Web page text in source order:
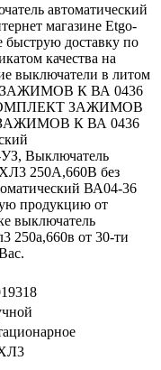
автоматический
магазине Etgo-
быструю доставку по
качества на
выключатели в литом
ЗАЖИМОВ К ВА 0436
КОМПЛЕКТ ЗАЖИМОВ
К ВА 0436
Выключатель
250А,660В без
ВА04-36
продукцию от
выключатель
250а,660в от 30-ти